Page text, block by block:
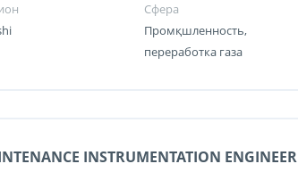
Сфера
Промқшленность,
переработка газа
INSTRUMENTATION ENGINEER